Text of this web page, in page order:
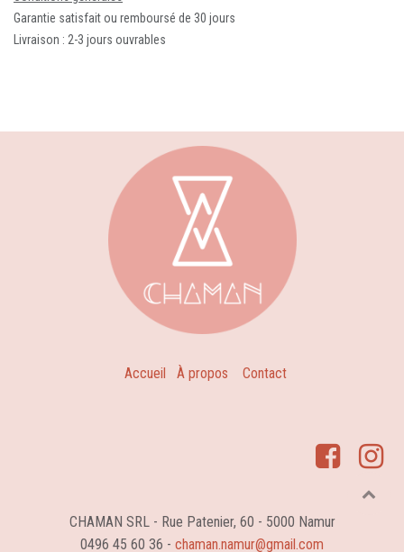
Garantie satisfait ou remboursé de 30 jours
Livraison : 2-3 jours ouvrables
Accueil À propos Contact
CHAMAN SRL - Rue Patenier, 60 - 5000 Namur
0496 45 60 36 - chaman.namur@gmail.com